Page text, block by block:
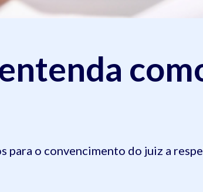
para o convencimento do juiz a